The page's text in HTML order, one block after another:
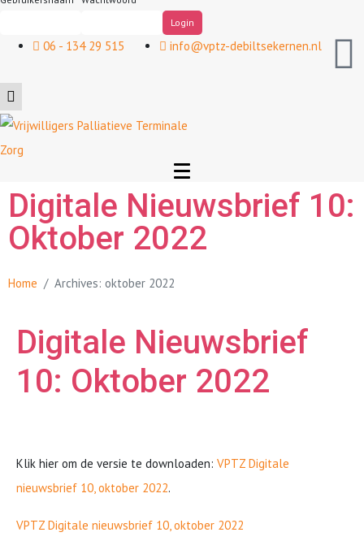
06 - 134 29 515 info@vptz-debiltsekernen.nl
Digitale Nieuwsbrief 10:
Oktober 2022
Home Archives: oktober 2022
Digitale Nieuwsbrief
10: Oktober 2022
Klik hier om de versie te downloaden: VPTZ Digitale
nieuwsbrief 10, oktober 2022.
VPTZ Digitale nieuwsbrief 10, oktober 2022